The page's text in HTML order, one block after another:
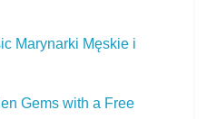
Marynarki Męskie i
Gems with a Free